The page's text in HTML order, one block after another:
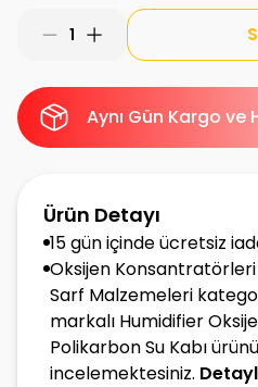
1
Aynı Gün Kargo ve
Ürün Detayı
15 gün içinde ücretsiz
Oksijen
Sarf Malzemeleri
markalı Humidifier
Polikarbon Su Kabı
incelemektesiniz.